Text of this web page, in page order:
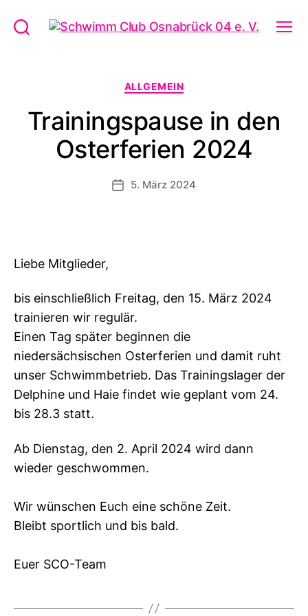
04
e.
Kategorien
ALLGEMEIN
Trainingspause in den
Osterferien 2024
Veröffentlichungsdatum
5. März 2024
Liebe Mitglieder,
bis einschließlich Freitag, den 15. März 2024
trainieren wir regulär.
Einen Tag später beginnen die
niedersächsischen Osterferien und damit ruht
unser Schwimmbetrieb. Das Trainingslager der
Delphine und Haie findet wie geplant vom 24.
bis 28.3 statt.
Ab Dienstag, den 2. April 2024 wird dann
wieder geschwommen.
Wir wünschen Euch eine schöne Zeit.
Bleibt sportlich und bis bald.
Euer SCO-Team